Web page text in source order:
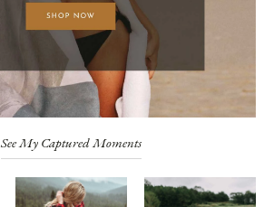
See My Captured Moments